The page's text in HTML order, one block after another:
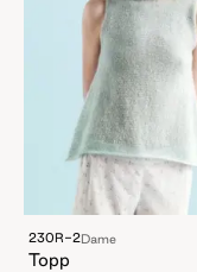
230R-2Dame
Topp